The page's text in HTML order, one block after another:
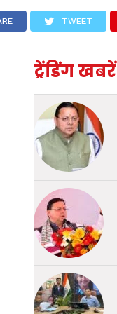
TWEET
ट्रेंडिंग खबरें